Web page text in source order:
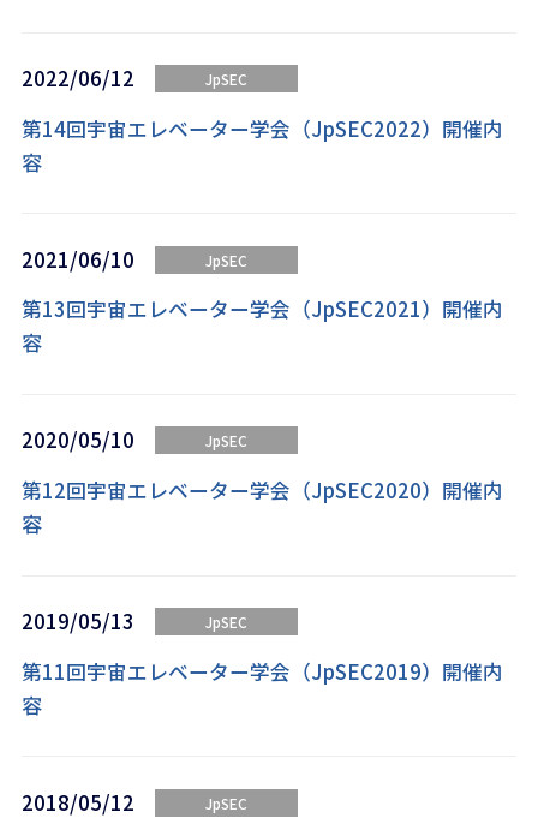
2022/06/12 JpSEC
第14回宇宙エレベーター学会（JpSEC2022）開催内
容
2021/06/10 JpSEC
第13回宇宙エレベーター学会（JpSEC2021）開催内
容
2020/05/10 JpSEC
第12回宇宙エレベーター学会（JpSEC2020）開催内
容
2019/05/13 JpSEC
第11回宇宙エレベーター学会（JpSEC2019）開催内
容
2018/05/12 JpSEC